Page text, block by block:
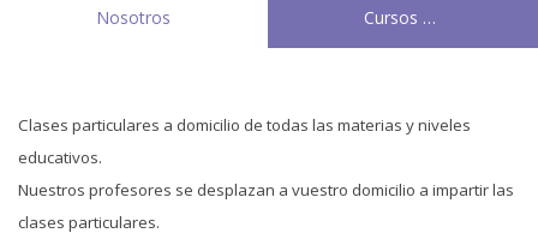
Nosotros Cursos y clases
Clases particulares a domicilio de todas las materias y niveles
educativos.
Nuestros profesores se desplazan a vuestro domicilio a impartir las
clases particulares.